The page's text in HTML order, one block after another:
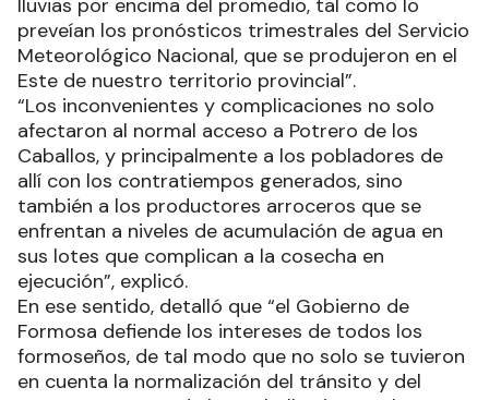
lluvias por encima del promedio, tal como lo
preveían los pronósticos trimestrales del Servicio
Meteorológico Nacional, que se produjeron en el
Este de nuestro territorio provincial”.
“Los inconvenientes y complicaciones no solo
afectaron al normal acceso a Potrero de los
Caballos, y principalmente a los pobladores de
allí con los contratiempos generados, sino
también a los productores arroceros que se
enfrentan a niveles de acumulación de agua en
sus lotes que complican a la cosecha en
ejecución”, explicó.
En ese sentido, detalló que “el Gobierno de
Formosa defiende los intereses de todos los
formoseños, de tal modo que no solo se tuvieron
en cuenta la normalización del tránsito y del